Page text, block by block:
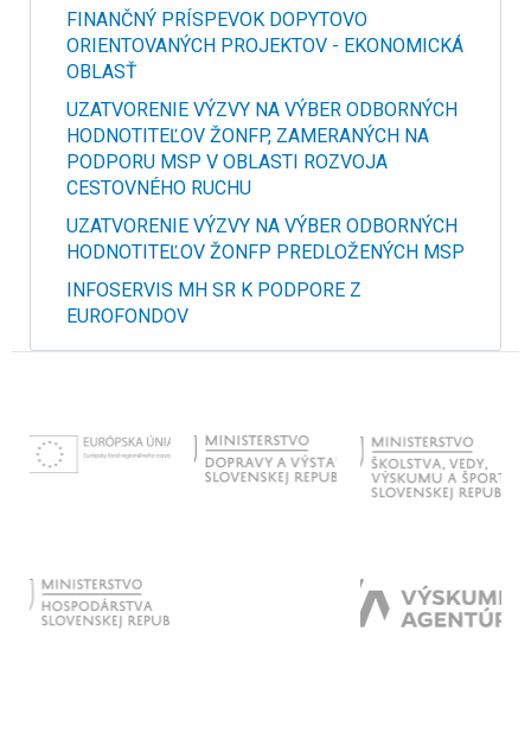
FINANČNÝ PRÍSPEVOK DOPYTOVO
ORIENTOVANÝCH PROJEKTOV - EKONOMICKÁ
OBLASŤ
UZATVORENIE VÝZVY NA VÝBER ODBORNÝCH
HODNOTITEĽOV ŽONFP, ZAMERANÝCH NA
PODPORU MSP V OBLASTI ROZVOJA
CESTOVNÉHO RUCHU
UZATVORENIE VÝZVY NA VÝBER ODBORNÝCH
HODNOTITEĽOV ŽONFP PREDLOŽENÝCH MSP
INFOSERVIS MH SR K PODPORE Z
EUROFONDOV